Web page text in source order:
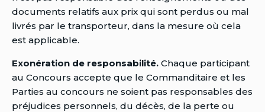
documents relatifs aux prix qui sont perdus ou mal
livrés par le transporteur, dans la mesure où cela
est applicable.
Exonération de responsabilité. Chaque participant
au Concours accepte que le Commanditaire et les
Parties au concours ne soient pas responsables des
préjudices personnels, du décès, de la perte ou